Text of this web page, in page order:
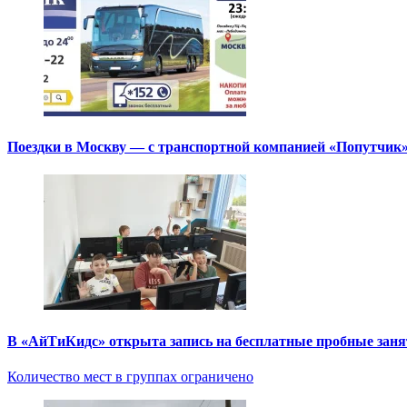
Поездки в Москву — с транспортной компанией «Попутчик»
В «АйТиКидс» открыта запись на бесплатные пробные
Количество мест в группах ограничено